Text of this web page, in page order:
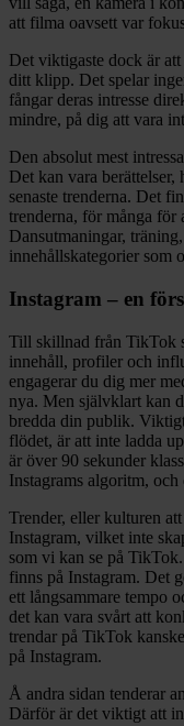
att filma oavsett var
Det viktigaste dock är
ditt klipp. Det spelar
fångar deras intresse
mindre, på dig att vara
Den absolut mest
Det kan vara
senaste trenderna. Det
trenderna, för många för
Dansutmaningar,
innehållskategorier som
Instagram – en
Till skillnad från TikTok
innehåll, profiler och
engagerar du dig mer
nya. Men självklart kan
bredda din publik.
flödet, är att inte ladda
är över 90 sekunder
Instagrams algoritm,
Trender, eller kulturen
Instagram, vilket inte
som vi kan se på
finns på Instagram. Det
ett långsammare tempo
det kan vara svårt att
trendar på TikTok
på Instagram.
Å andra sidan tenderar
Därför är det viktigt att